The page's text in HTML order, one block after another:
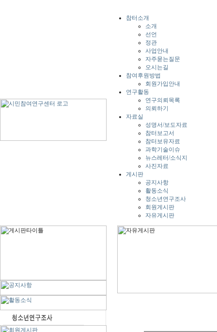
참터소개
소개
선언
정관
사업안내
자주묻는질문
오시는길
참여후원방법
회원가입안내
연구활동
연구의뢰목록
의뢰하기
자료실
성명서/보도자료
참터보고서
참터보유자료
과학기술이슈
뉴스레터/소식지
사진자료
게시판
공지사항
활동소식
청소년연구조사
회원게시판
자유게시판